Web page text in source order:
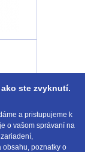
ste zvyknutí.
a pristupujeme k
o vašom správaní na
obsahu, poznatky o